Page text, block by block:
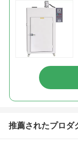
推薦されたプロダ